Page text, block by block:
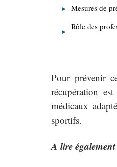
Mesures de
Rôle des
Pour prévenir
récupération
médicaux
sportifs.
A lire